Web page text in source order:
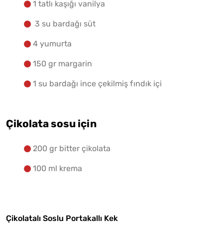
1 tatlı kaşığı vanilya
3 su bardağı süt
4 yumurta
150 gr margarin
1 su bardağı ince çekilmiş fındık içi
Çikolata sosu için
200 gr bitter çikolata
100 ml krema
Çikolatalı Soslu Portakallı Kek